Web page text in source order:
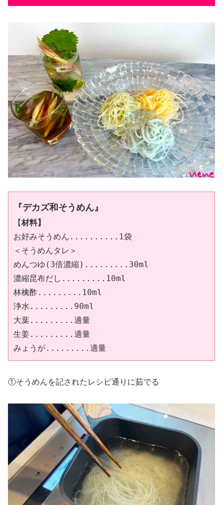
『デカズ和そうめん』
【材料】
お好みそうめん..........1袋
＜そうめんタレ＞
めんつゆ(3倍濃縮).........30ml
濃縮昆布だし.........10ml
林檎酢.........10ml
浄水.........90ml
大葉.........適量
生姜.........適量
みょうが.........適量
①そうめんを記されたレシピ通りに茹でる